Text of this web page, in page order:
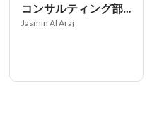
コンサルティング部門
Jasmin Al Araj